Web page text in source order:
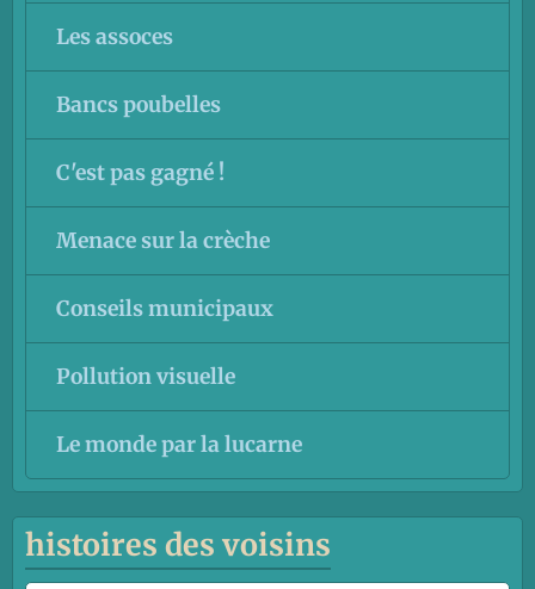
Les assoces
Bancs poubelles
C'est pas gagné !
Menace sur la crèche
Conseils municipaux
Pollution visuelle
Le monde par la lucarne
histoires des voisins